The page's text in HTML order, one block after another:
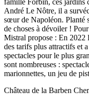
famille Forbin, ces jardins
André Le Nôtre, il a
sœur de Napoléon. Planté
de choses à dévoiler !
Mistral propose : En 2022
des tarifs plus attractifs et
spectacles pour le plus
sont nombreuses :
marionnettes, un jeu de
Château de la Barben